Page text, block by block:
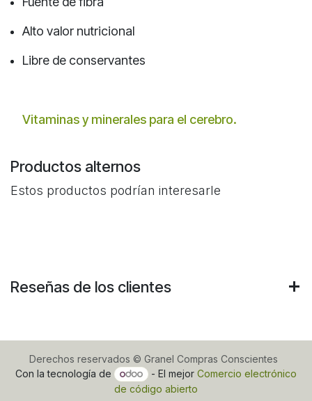
Alto valor nutricional
Libre de conservantes
Vitaminas y minerales para el cerebro.
Productos alternos
Estos productos podrían interesarle
Reseñas de los clientes
Derechos reservados © Granel Compras Conscientes
Con la tecnología de
- El mejor Comercio electrónico
de código abierto